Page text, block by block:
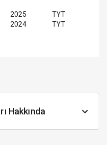
2025
2024
TYT
TYT
Hakkında